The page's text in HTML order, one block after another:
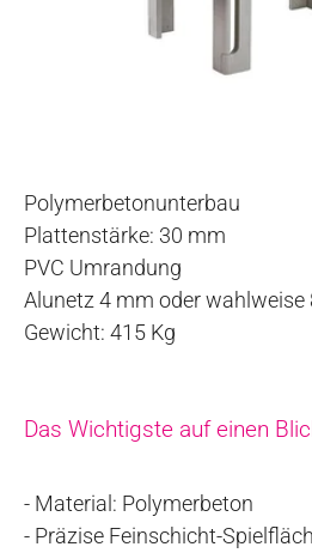
Polymerbetonunterbau
Plattenstärke: 30 mm
PVC Umrandung
Alunetz 4 mm oder wahlweise
Gewicht: 415 Kg
Das Wichtigste auf einen
- Material: Polymerbeton
- Präzise Feinschicht-